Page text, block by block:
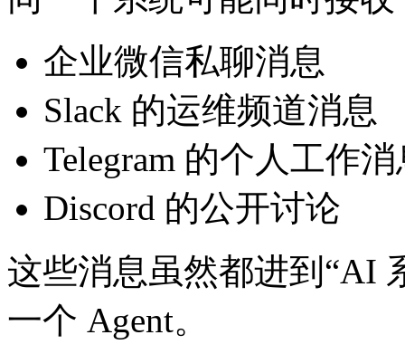
企业微信私聊消息
Slack 的运维频道消息
Telegram 的个人工作
Discord 的公开讨论
这些消息虽然都进到“AI
一个 Agent。